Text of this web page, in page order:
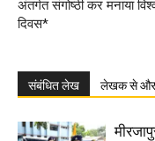
अंतर्गत संगोष्ठी कर मनाया
दिवस*
संबंधित लेख लेखक से